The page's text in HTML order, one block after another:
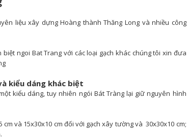
liệu xây dựng Hoàng thành Thăng Long và nhiều công
ngoi Bat Trang với các loại gạch khác chúng tôi xin đưa
kiểu dáng khác biệt
kiểu dáng, tuy nhiên ngói Bát Tràng lại giữ nguyên hình
và 15x30x10 cm đối với gạch xây tường và 30x30x10 cm;